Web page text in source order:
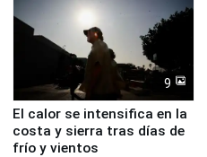
9
El calor se intensifica en la
costa y sierra tras días de
frío y vientos